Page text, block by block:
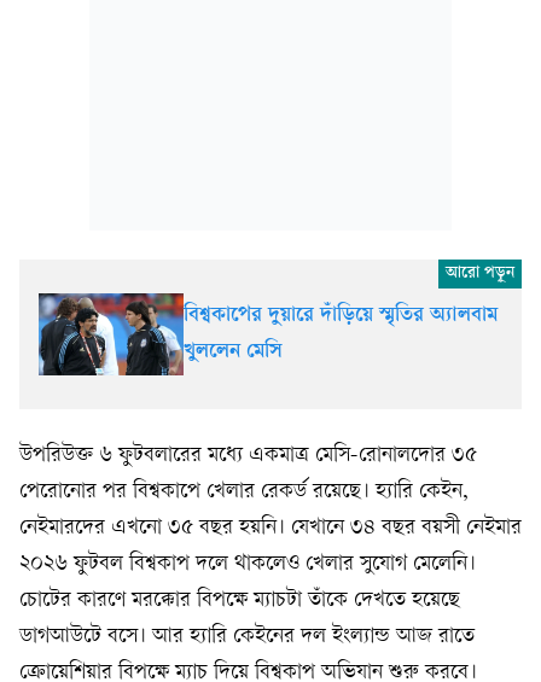
বিশ্বকাপের দুয়ারে দাঁড়িয়ে স্মৃতির অ্যালবাম
খুললেন মেসি
উপরিউক্ত ৬ ফুটবলারের মধ্যে একমাত্র মেসি-রোনালদোর ৩৫
পেরোনোর পর বিশ্বকাপে খেলার রেকর্ড রয়েছে। হ্যারি কেইন,
নেইমারদের এখনো ৩৫ বছর হয়নি। যেখানে ৩৪ বছর বয়সী নেইমার
২০২৬ ফুটবল বিশ্বকাপ দলে থাকলেও খেলার সুযোগ মেলেনি।
চোটের কারণে মরক্কোর বিপক্ষে ম্যাচটা তাঁকে দেখতে হয়েছে
ডাগআউটে বসে। আর হ্যারি কেইনের দল ইংল্যান্ড আজ রাতে
ক্রোয়েশিয়ার বিপক্ষে ম্যাচ দিয়ে বিশ্বকাপ অভিযান শুরু করবে।